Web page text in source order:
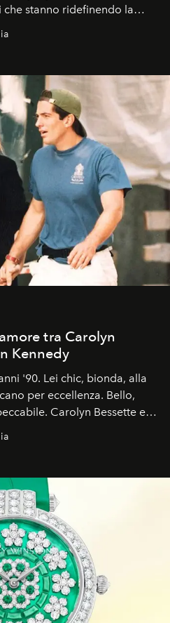
stanno ridefinendo la
tra Carolyn
Kennedy
'90. Lei chic, bionda, alla
per eccellenza. Bello,
Carolyn Bessette e